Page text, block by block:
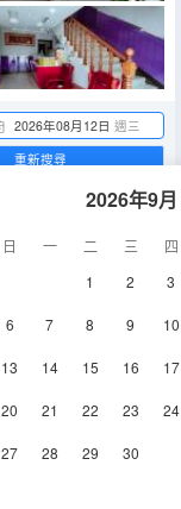
2026年08月12日 週三
2026年9月
日 一 二 三
四
1
2 3
6 7 8 9 10
13 14 15 16 17
20 21 22 23 24
27 28 29 30
重新搜尋
空調